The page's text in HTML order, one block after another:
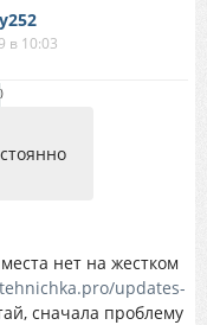
в 10:03
)
нет на жестком
updates-
сначала проблему